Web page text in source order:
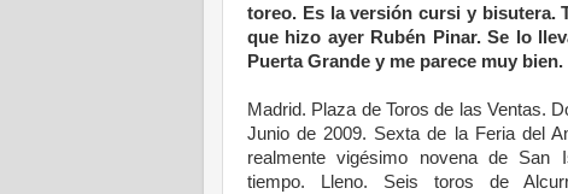
toreo. Es la versión cursi y bisutera.
que hizo ayer Rubén Pinar. Se lo
Puerta Grande y me parece muy bien.
Madrid. Plaza de Toros de las Ventas.
Junio de 2009. Sexta de la Feria del
realmente vigésimo novena de San
tiempo. Lleno. Seis toros de